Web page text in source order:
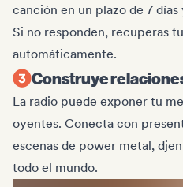
canción en un plazo de 7
Si no responden, recuperas
automáticamente.
Construye
La radio puede exponer tu
oyentes. Conecta con
escenas de power metal,
todo el mundo.